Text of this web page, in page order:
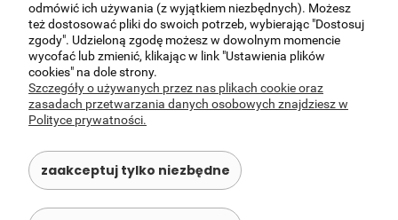
2 240,00 zł
do koszyka
O NAS
OBSŁUGA KLIENTA
odmówić ich używania (z wyjątkiem niezbędnych). Możesz
też dostosować pliki do swoich potrzeb, wybierając "Dostosuj
zgody". Udzieloną zgodę możesz w dowolnym momencie
wycofać lub zmienić, klikając w link "Ustawienia plików
cookies" na dole strony.
Szczegóły o używanych przez nas plikach cookie oraz
zasadach przetwarzania danych osobowych znajdziesz w
Polityce prywatności.
zaakceptuj tylko niezbędne